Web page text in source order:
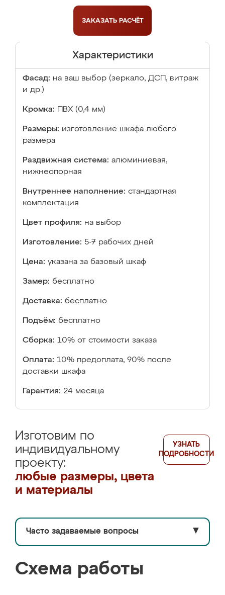
ЗАКАЗАТЬ РАСЧЁТ
Характеристики
Фасад: на ваш выбор (зеркало, ДСП, витраж
и др.)
Кромка: ПВХ (0,4 мм)
Размеры: изготовление шкафа любого
размера
Раздвижная система: алюминиевая,
нижнеопорная
Внутреннее наполнение: стандартная
комплектация
Цвет профиля: на выбор
Изготовление: 5-7 рабочих дней
Цена: указана за базовый шкаф
Замер: бесплатно
Доставка: бесплатно
Подъём: бесплатно
Сборка: 10% от стоимости заказа
Оплата: 10% предоплата, 90% после
доставки шкафа
Гарантия: 24 месяца
Изготовим по
индивидуальному
проекту:
любые размеры, цвета
и материалы
УЗНАТЬ
ПОДРОБНОСТИ
Часто задаваемые вопросы ▼
Схема работы